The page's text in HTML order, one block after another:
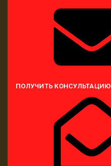
ПОЛУЧИТЬ КОНСУЛЬТАЦИЮ